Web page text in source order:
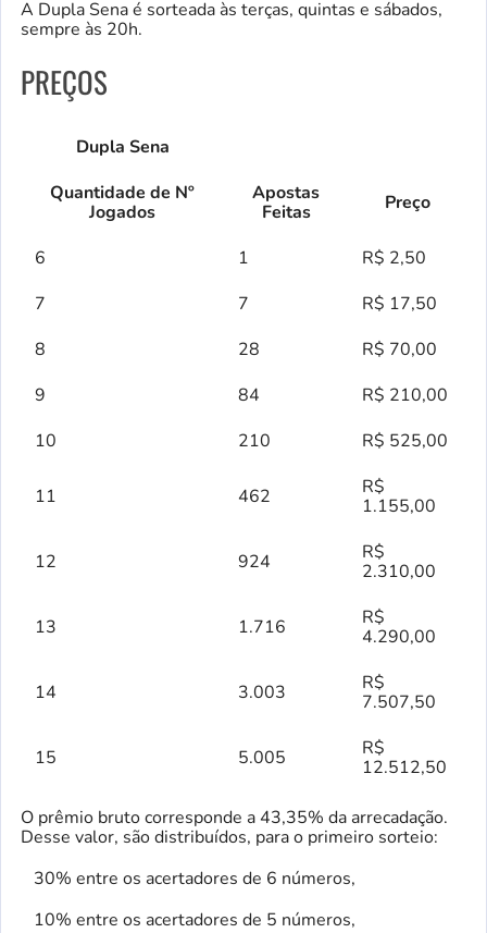
A Dupla Sena é sorteada às terças, quintas e sábados,
sempre às 20h.
PREÇOS
Dupla Sena
Quantidade de Nº
Jogados
Apostas
Feitas
Preço
6 1
R$ 2,50
7
7
R$ 17,50
8
28
R$ 70,00
9
84
R$ 210,00
10
210 R$ 525,00
11 462
R$
1.155,00
12 924
R$
2.310,00
13 1.716
R$
4.290,00
14 3.003
R$
7.507,50
15 5.005
R$
12.512,50
O prêmio bruto corresponde a 43,35% da arrecadação.
Desse valor, são distribuídos, para o primeiro sorteio:
30% entre os acertadores de 6 números,
10% entre os acertadores de 5 números,